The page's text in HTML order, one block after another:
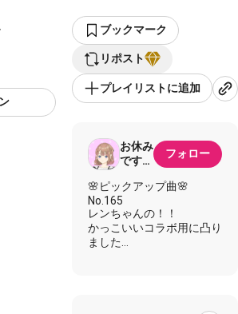
ブックマーク
リポスト
プレイリストに追加
お休み
です
`)
フォロー
🌸ピックアップ曲🌸
No.165
レンちゃんの！！
かっこいいコラボ用に凸り
ました